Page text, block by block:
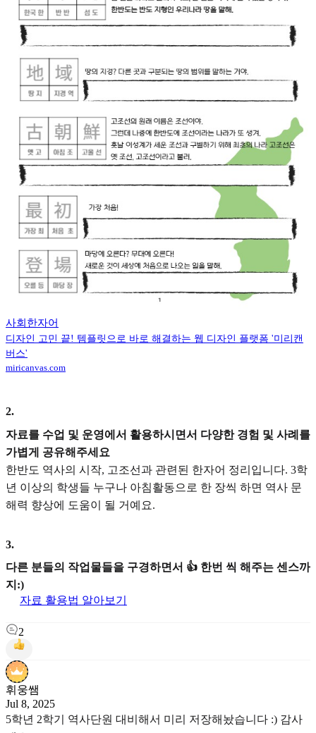
사회한자어
디자인 고민 끝! 템플릿으로 바로 해결하는 웹 디자인 플랫폼 '미리캔
버스'
miricanvas.com
2.
자료를 수업 및 운영에서 활용하시면서 다양한 경험 및 사례를
가볍게 공유해주세요
한반도 역사의 시작, 고조선과 관련된 한자어 정리입니다. 3학
년 이상의 학생들 누구나 아침활동으로 한 장씩 하면 역사 문
해력 향상에 도움이 될 거예요.
3.
다른 분들의 작업물들을 구경하면서 👍 한번 씩 해주는 센스까
지:)
자료 활용법 알아보기
2
휘웅쌤
Jul 8, 2025
5학년 2학기 역사단원 대비해서 미리 저장해놨습니다 :) 감사